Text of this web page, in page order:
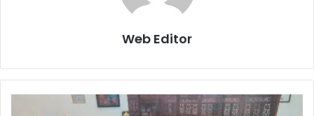
Web Editor